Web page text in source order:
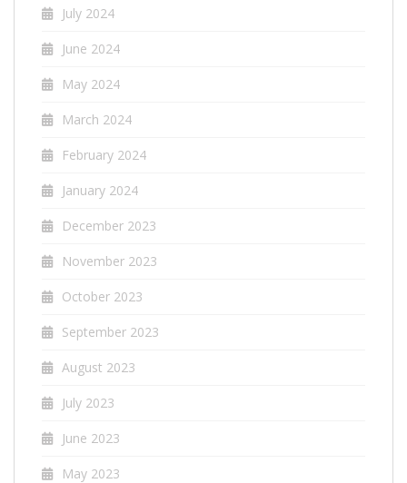
July 2024
June 2024
May 2024
March 2024
February 2024
January 2024
December 2023
November 2023
October 2023
September 2023
August 2023
July 2023
June 2023
May 2023